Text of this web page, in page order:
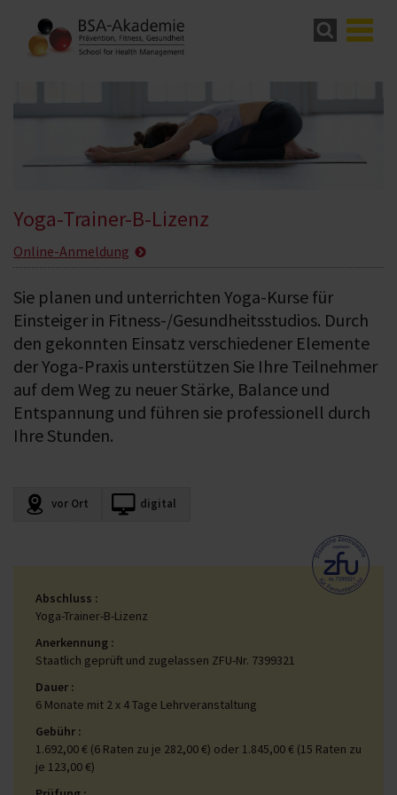
Yoga-Trainer-B-Lizenz
Online-Anmeldung
Sie planen und unterrichten Yoga-Kurse für
Einsteiger in Fitness-/Gesundheitsstudios. Durch
den gekonnten Einsatz verschiedener Elemente
der Yoga-Praxis unterstützen Sie Ihre Teilnehmer
auf dem Weg zu neuer Stärke, Balance und
Entspannung und führen sie professionell durch
Ihre Stunden.
vor Ort digital
Abschluss
Yoga-Trainer-B-Lizenz
Anerkennung
Staatlich geprüft und zugelassen ZFU-Nr. 7399321
Dauer
6 Monate mit 2 x 4 Tage Lehrveranstaltung
Gebühr
1.692,00 € (6 Raten zu je 282,00 €) oder 1.845,00 € (15 Raten zu
je 123,00 €)